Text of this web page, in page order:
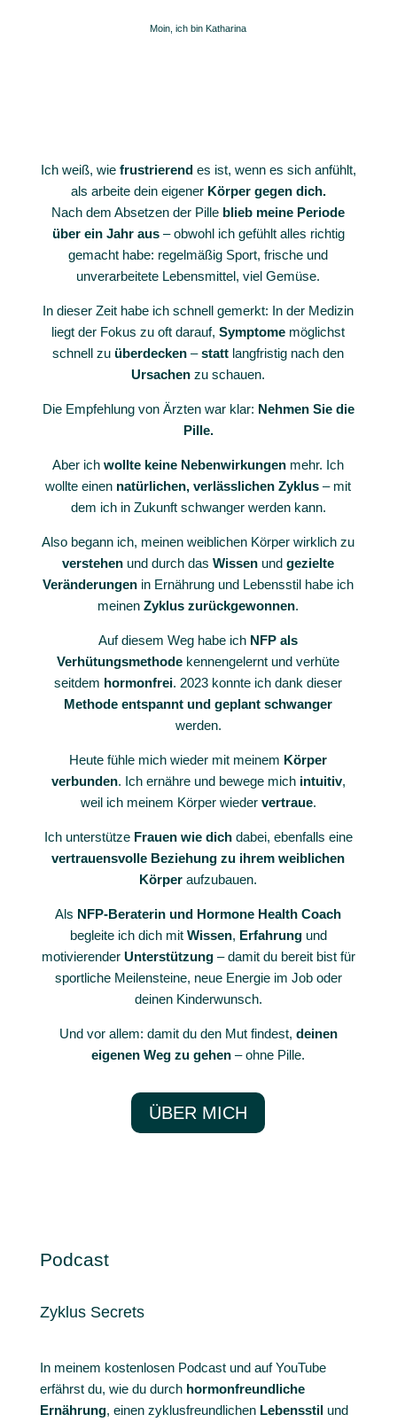
Moin, ich bin Katharina
Ich weiß, wie frustrierendes ist, wenn es sich anfühlt,
als arbeite dein eigener Körper gegen dich.
Nach dem Absetzen der Pille blieb meine Periode
über ein Jahr aus– obwohl ich gefühlt alles richtig
gemacht habe: regelmäßig Sport, frische und
unverarbeitete Lebensmittel, viel Gemüse.
In dieser Zeit habe ich schnell gemerkt: In der Medizin
liegt der Fokus zu oft darauf,Symptome möglichst
schnell zu überdecken –statt langfristig nach den
Ursachen zu schauen.
Die Empfehlung von Ärzten war klar: Nehmen Sie die
Pille.
Aber ichwollte keine Nebenwirkungen mehr. Ich
wollte einen natürlichen, verlässlichen Zyklus – mit
dem ich in Zukunft schwanger werden kann.
Also begann ich, meinen weiblichen Körper wirklich zu
verstehen und durch dasWissen undgezielte
Veränderungen in Ernährung und Lebensstil habe ich
meinenZyklus zurückgewonnen.
Auf diesem Weg habe ich NFP als
Verhütungsmethode kennengelernt und verhüte
seitdem hormonfrei. 2023 konnte ich dank dieser
Methode entspannt und geplant schwanger
werden.
Heute fühle mich wieder mit meinem Körper
verbunden. Ich ernähre und bewege mich intuitiv,
weil ich meinem Körper wieder vertraue.
Ich unterstütze Frauen wie dichdabei, ebenfalls eine
vertrauensvolle Beziehung zu ihrem weiblichen
Körper aufzubauen.
Als NFP-Beraterin und Hormone Health Coach
begleite ich dich mit Wissen, Erfahrungund
motivierender Unterstützung– damit du bereit bist für
sportliche Meilensteine, neue Energie im Job oder
deinen Kinderwunsch.
Und vor allem: damit du den Mut findest, deinen
eigenen Weg zu gehen – ohne Pille.
ÜBER MICH
Podcast
Zyklus Secrets
In meinem kostenlosen Podcast und auf YouTube
erfährst du, wie du durch hormonfreundliche
Ernährung, einen zyklusfreundlichen Lebensstilund